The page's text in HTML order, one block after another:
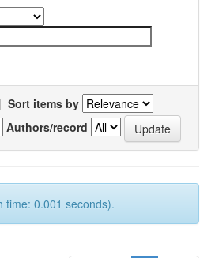
| Sort items by
Authors/record
time: 0.001 seconds).